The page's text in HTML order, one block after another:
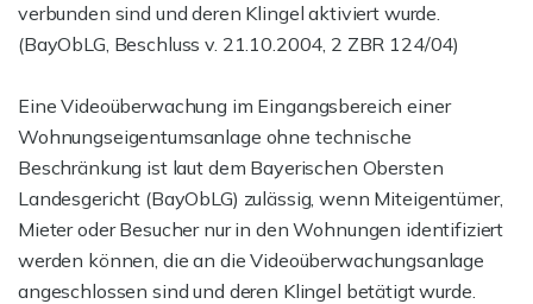
verbunden sind und deren Klingel aktiviert wurde.
(BayObLG, Beschluss v. 21.10.2004, 2 ZBR 124/04)
Eine Videoüberwachung im Eingangsbereich einer
Wohnungseigentumsanlage ohne technische
Beschränkung ist laut dem Bayerischen Obersten
Landesgericht (BayObLG) zulässig, wenn Miteigentümer,
Mieter oder Besucher nur in den Wohnungen identifiziert
werden können, die an die Videoüberwachungsanlage
angeschlossen sind und deren Klingel betätigt wurde.